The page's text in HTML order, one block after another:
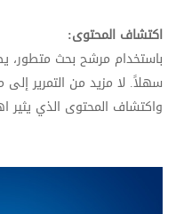
اكتشاف المحتوى:
باستخدام مرشح بحث متطور،
سهلاً. لا مزيد من التمرير
واكتشاف المحتوى الذي يثير